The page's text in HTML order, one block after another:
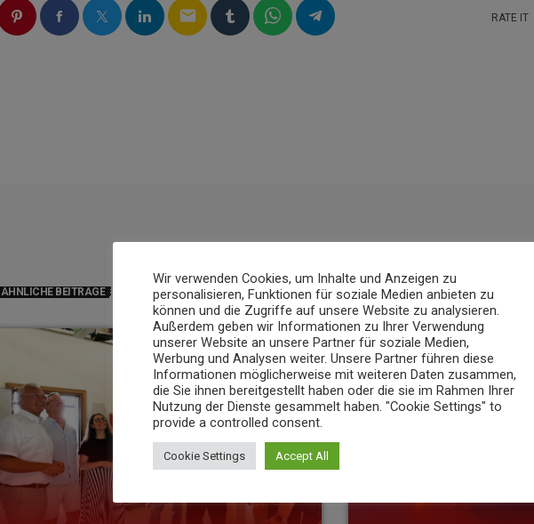
email RATE IT
ÄHNLICHE BEITRÄGE
insert_link
Wir verwenden Cookies, um Inhalte und Anzeigen zu
personalisieren, Funktionen für soziale Medien anbieten zu
können und die Zugriffe auf unsere Website zu analysieren.
Außerdem geben wir Informationen zu Ihrer Verwendung
unserer Website an unsere Partner für soziale Medien,
Werbung und Analysen weiter. Unsere Partner führen diese
Informationen möglicherweise mit weiteren Daten zusammen,
die Sie ihnen bereitgestellt haben oder die sie im Rahmen Ihrer
Nutzung der Dienste gesammelt haben. "Cookie Settings" to
provide a controlled consent.
Cookie Settings Accept All